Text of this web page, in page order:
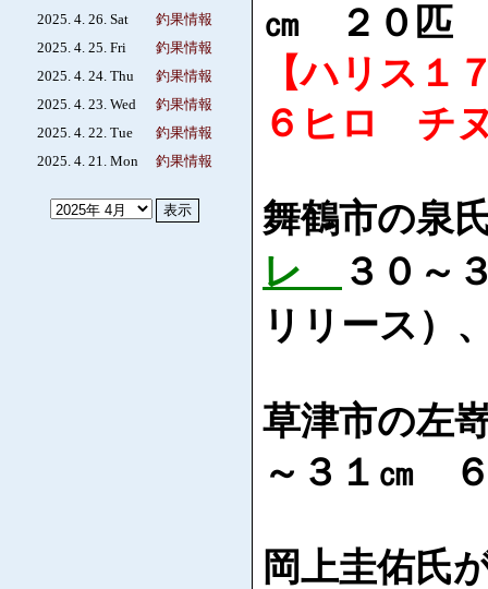
2025. 4. 26. Sat
釣果情報
2025. 4. 25. Fri
釣果情報
2025. 4. 24. Thu
釣果情報
2025. 4. 23. Wed
釣果情報
2025. 4. 22. Tue
釣果情報
2025. 4. 21. Mon
釣果情報
㎝ ２０
【ハリス
６ヒロ チ
舞鶴市の泉
レ
３０～
リリース）
草津市の左
～３１㎝
岡上圭佑氏